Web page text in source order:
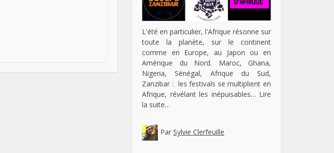
L'été en particulier, l'Afrique résonne sur
toute la planète, sur le continent
comme en Europe, au Japon ou en
Amérique du Nord. Maroc, Ghana,
Nigeria, Sénégal, Afrique du Sud,
Zanzibar : les festivals se multiplient en
Afrique, révélant les inépuisables… Lire
la suite…
Par Sylvie Clerfeuille